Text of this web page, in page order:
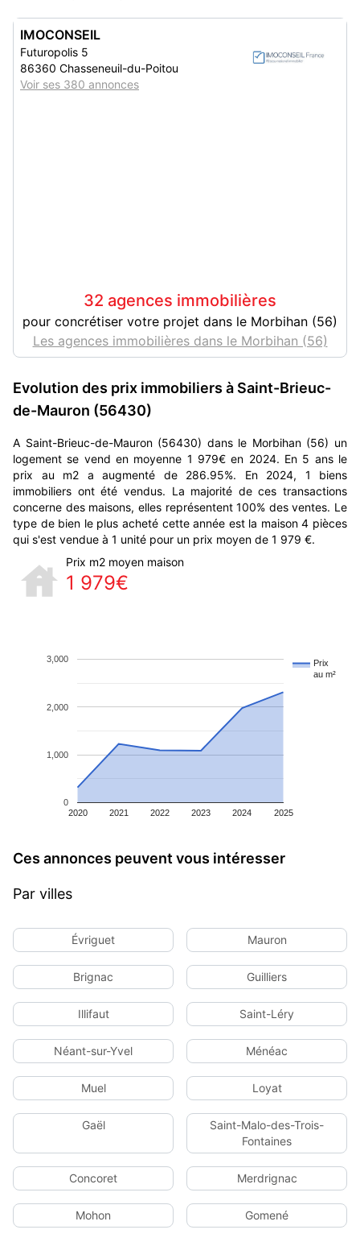
IMOCONSEIL
Futuropolis 5
86360 Chasseneuil-du-Poitou
Voir ses 380 annonces
32 agences immobilières
pour concrétiser votre projet dans le Morbihan (56)
Les agences immobilières dans le Morbihan (56)
Evolution des prix immobiliers à Saint-Brieuc-
de-Mauron (56430)
A Saint-Brieuc-de-Mauron (56430) dans le Morbihan (56) un
logement se vend en moyenne 1 979€ en 2024. En 5 ans le
prix au m2 a augmenté de 286.95%. En 2024, 1 biens
immobiliers ont été vendus. La majorité de ces transactions
concerne des maisons, elles représentent 100% des ventes. Le
type de bien le plus acheté cette année est la maison 4 pièces
qui s'est vendue à 1 unité pour un prix moyen de 1 979 €.
Prix m2 moyen maison
1 979€
Prix
au m²
2020 2021 2022 2023 2024 2025
0
1,000
2,000
3,000
Ces annonces peuvent vous intéresser
Par villes
Évriguet Mauron
Brignac Guilliers
Illifaut Saint-Léry
Néant-sur-Yvel Ménéac
Muel Loyat
Gaël
Saint-Malo-des-Trois-
Fontaines
Concoret Merdrignac
Mohon Gomené